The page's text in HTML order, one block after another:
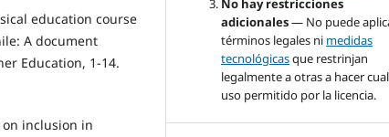
education course
A document
Education, 1-14.
on inclusion in
No hay restricciones
adicionales— No puede
términos legales ni medidas
tecnológicasque restrinjan
legalmente a otras a hacer
uso permitido por la licencia.